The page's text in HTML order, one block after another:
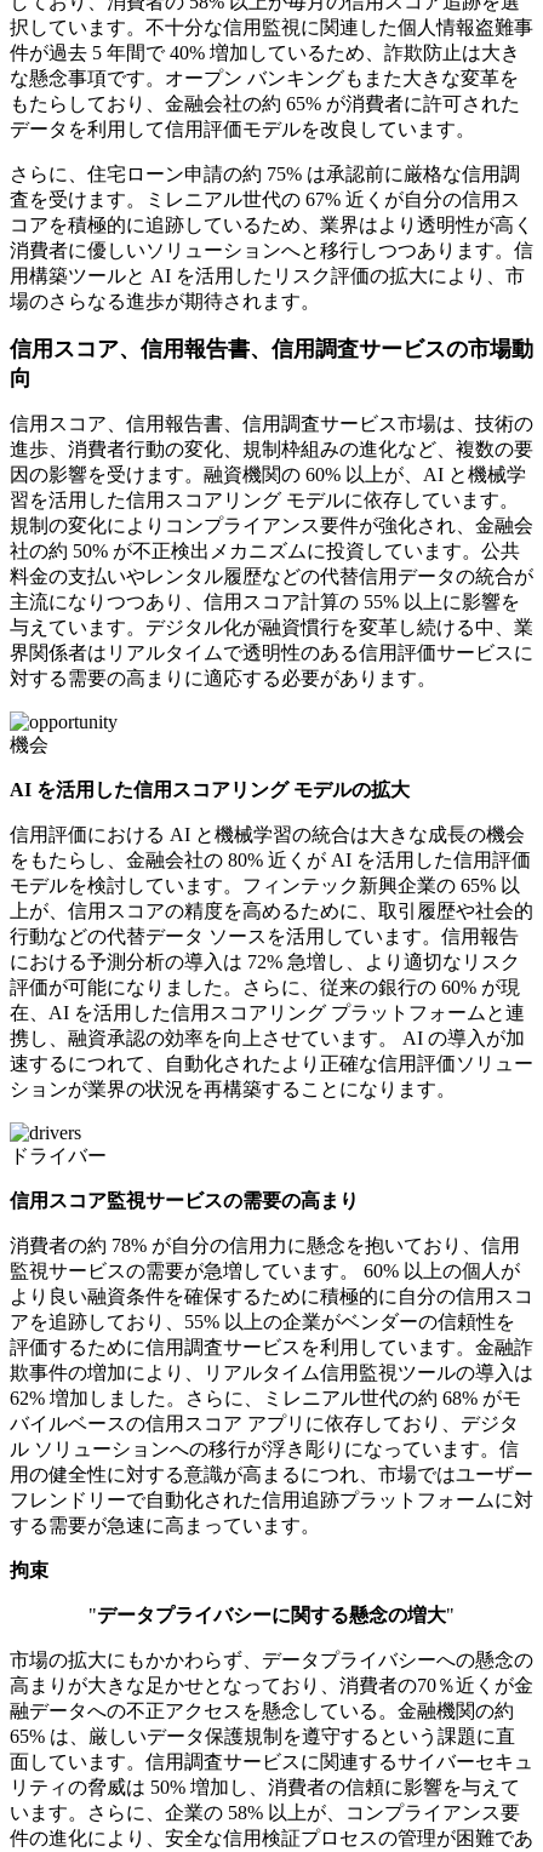
択しています。不十分な信用監視に関連した個人情報盗難事
件が過去 5 年間で 40% 増加しているため、詐欺防止は大き
な懸念事項です。オープン バンキングもまた大きな変革を
もたらしており、金融会社の約 65% が消費者に許可された
データを利用して信用評価モデルを改良しています。
さらに、住宅ローン申請の約 75% は承認前に厳格な信用調
査を受けます。ミレニアル世代の 67% 近くが自分の信用ス
コアを積極的に追跡しているため、業界はより透明性が高く
消費者に優しいソリューションへと移行しつつあります。信
用構築ツールと AI を活用したリスク評価の拡大により、市
場のさらなる進歩が期待されます。
信用スコア、信用報告書、信用調査サービスの市場動
向
信用スコア、信用報告書、信用調査サービス市場は、技術の
進歩、消費者行動の変化、規制枠組みの進化など、複数の要
因の影響を受けます。融資機関の 60% 以上が、AI と機械学
習を活用した信用スコアリング モデルに依存しています。
規制の変化によりコンプライアンス要件が強化され、金融会
社の約 50% が不正検出メカニズムに投資しています。公共
料金の支払いやレンタル履歴などの代替信用データの統合が
主流になりつつあり、信用スコア計算の 55% 以上に影響を
与えています。デジタル化が融資慣行を変革し続ける中、業
界関係者はリアルタイムで透明性のある信用評価サービスに
対する需要の高まりに適応する必要があります。
機会
AI を活用した信用スコアリング モデルの拡大
信用評価における AI と機械学習の統合は大きな成長の機会
をもたらし、金融会社の 80% 近くが AI を活用した信用評価
モデルを検討しています。フィンテック新興企業の 65% 以
上が、信用スコアの精度を高めるために、取引履歴や社会的
行動などの代替データ ソースを活用しています。信用報告
における予測分析の導入は 72% 急増し、より適切なリスク
評価が可能になりました。さらに、従来の銀行の 60% が現
在、AI を活用した信用スコアリング プラットフォームと連
携し、融資承認の効率を向上させています。 AI の導入が加
速するにつれて、自動化されたより正確な信用評価ソリュー
ションが業界の状況を再構築することになります。
ドライバー
信用スコア監視サービスの需要の高まり
消費者の約 78% が自分の信用力に懸念を抱いており、信用
監視サービスの需要が急増しています。 60% 以上の個人が
より良い融資条件を確保するために積極的に自分の信用スコ
アを追跡しており、55% 以上の企業がベンダーの信頼性を
評価するために信用調査サービスを利用しています。金融詐
欺事件の増加により、リアルタイム信用監視ツールの導入は
62% 増加しました。さらに、ミレニアル世代の約 68% がモ
バイルベースの信用スコア アプリに依存しており、デジタ
ル ソリューションへの移行が浮き彫りになっています。信
用の健全性に対する意識が高まるにつれ、市場ではユーザー
フレンドリーで自動化された信用追跡プラットフォームに対
する需要が急速に高まっています。
拘束
"データプライバシーに関する懸念の増大"
市場の拡大にもかかわらず、データプライバシーへの懸念の
高まりが大きな足かせとなっており、消費者の70％近くが金
融データへの不正アクセスを懸念している。金融機関の約
65% は、厳しいデータ保護規制を遵守するという課題に直
面しています。信用調査サービスに関連するサイバーセキュ
リティの脅威は 50% 増加し、消費者の信頼に影響を与えて
います。さらに、企業の 58% 以上が、コンプライアンス要
件の進化により、安全な信用検証プロセスの管理が困難であ